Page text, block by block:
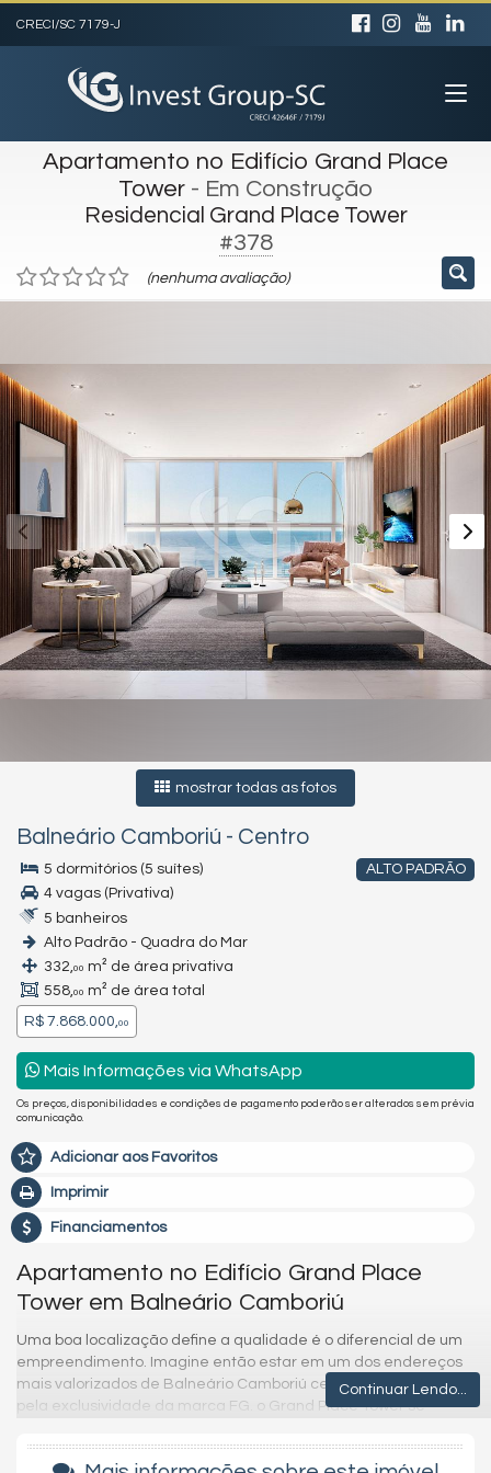
CRECI/SC 7179-J
Apartamento no Edifício Grand Place
Tower - Em Construção
Residencial Grand Place Tower
#378
(nenhuma avaliação)
mostrar todas as fotos
Balneário Camboriú - Centro
ALTO PADRÃO
5 dormitórios (5 suítes)
4 vagas (Privativa)
5 banheiros
Alto Padrão - Quadra do Mar
332,00 m² de área privativa
558,00 m² de área total
R$ 7.868.000,00
Mais Informações via WhatsApp
Os preços, disponibilidades e condições de pagamento poderão ser alterados sem prévia
comunicação.
Adicionar aos Favoritos
Imprimir
Financiamentos
Apartamento no Edifício Grand Place
Tower em Balneário Camboriú
Uma boa localização define a qualidade é o diferencial de um
empreendimento. Imagine então estar em um dos endereços
mais valorizados de Balneário Camboriú cercado pelo estilo e
pela exclusividade da marca FG. o Grand Place Tower se
o mar, onde tudo se encaixa perfeitamente e você é levado
Continuar Lendo...